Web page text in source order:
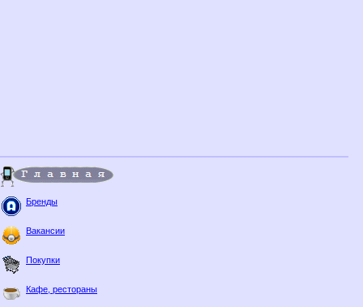
Бренды
Вакансии
Покупки
Кафе, рестораны